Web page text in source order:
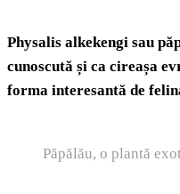
Physalis alkekengi sau
cunoscută și ca cireașa
forma interesantă de
Păpălău, o plantă